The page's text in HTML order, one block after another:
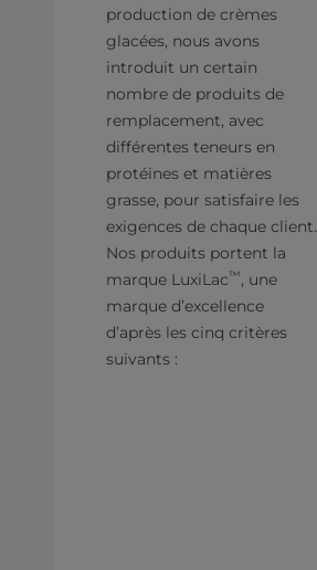
production de crèmes
glacées, nous avons
introduit un certain
nombre de produits de
remplacement, avec
différentes teneurs en
protéines et matières
grasse, pour satisfaire les
exigences de chaque client.
Nos produits portent la
marque LuxiLac™, une
marque d’excellence
d’après les cinq critères
suivants :